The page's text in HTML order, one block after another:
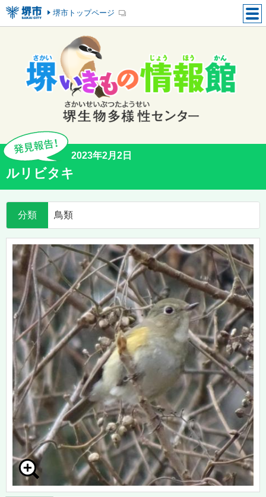
堺市トップページ
2023年2月2日
ルリビタキ
分類 鳥類